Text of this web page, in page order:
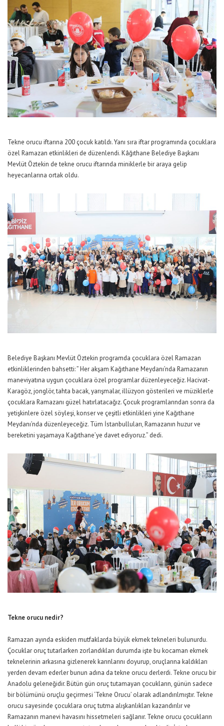
Tekne orucu iftarına 200 çocuk katıldı. Yanı sıra iftar programında çocuklara
özel Ramazan etkinlikleri de düzenlendi. Kâğıthane Belediye Başkanı
Mevlüt Öztekin de tekne orucu iftarında miniklerle bir araya gelip
heyecanlarına ortak oldu.
Belediye Başkanı Mevlüt Öztekin programda çocuklara özel Ramazan
etkinliklerinden bahsetti: ” Her akşam Kağıthane Meydanı’nda Ramazanın
maneviyatına uygun çocuklara özel programlar düzenleyeceğiz. Hacivat-
Karagöz, jonglör, tahta bacak, yarışmalar, illüzyon gösterileri ve müziklerle
çocuklara Ramazanı güzel hatırlatacağız. Çocuk programlarından sonra da
yetişkinlere özel söyleşi, konser ve çeşitli etkinlikleri yine Kağıthane
Meydanı’nda düzenleyeceğiz. Tüm İstanbulluları, Ramazanın huzur ve
bereketini yaşamaya Kağıthane’ye davet ediyoruz.” dedi.
Tekne orucu nedir?
Ramazan ayında eskiden mutfaklarda büyük ekmek tekneleri bulunurdu.
Çocuklar oruç tutarlarken zorlandıkları durumda işte bu kocaman ekmek
teknelerinin arkasına gizlenerek karınlarını doyurup, oruçlarına kaldıkları
yerden devam ederler bunun adına da tekne orucu derlerdi. Tekne orucu bir
Anadolu geleneğidir. Bütün gün oruç tutamayan çocukların, günün sadece
bir bölümünü oruçlu geçirmesi ‘Tekne Orucu’ olarak adlandırılmıştır. Tekne
orucu sayesinde çocuklara oruç tutma alışkanlıkları kazandırılır ve
Ramazanın manevi havasını hissetmeleri sağlanır. Tekne orucu çocukların